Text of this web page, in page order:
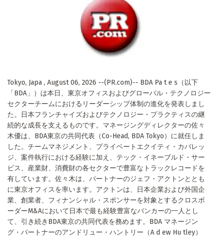
Tokyo, Japa , August 06, 2026 --(PR.com)-- BDA Pa t e s（以下
「BDA」）は本日、東京オフィスおよびグローバル・テクノロジー
セクターチームにおけるリーダーシップ体制の進化を発表しまし
た。日本フランチャイズおよびテクノロジー・プラクティスの継
続的な成長を支えるものです。マネージングディレクターの佐々
木優は、BDA東京の共同代表（Co-Head, BDA Tokyo）に就任しま
した。チームマネジメント、プライベートエクイティ・カバレッ
ジ、案件執行における経験に加え、テック・イネーブルド・サー
ビス、産業財、消費財の各セクターで豊富なトラックレコードを
有しています。佐々木は、パートナーのジェフ・アクトンととも
に東京オフィスを率います。アクトンは、日本企業および外国企
業、創業者、フィナンシャル・スポンサーを対象とするクロスボ
ーダーM&Aにおいて日本で最も経験豊富なバンカーの一人とし
て、引き続きBDA東京の共同代表を務めます。BDA マネージン
グ・パートナーのアンドリュー・ハントリー（A d ew Hu tley）